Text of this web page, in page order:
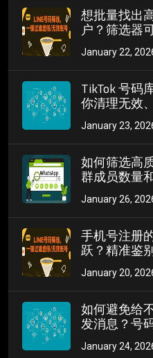
想批量找出
户？筛选器
松做到
January 22,
TikTok 号码
你清理无效
January 23,
如何筛选高
群成员数量
January 26,
手机号注册
跃？精准鉴
January 20,
如何避免给
发消息？号
号码
January 24,